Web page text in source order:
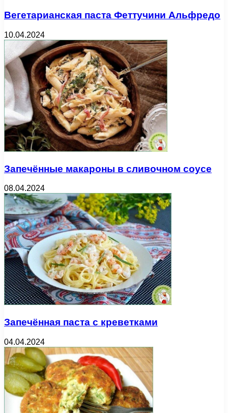
Вегетарианская паста Феттучини Альфредо
10.04.2024
Запечённые макароны в сливочном соусе
08.04.2024
Запечённая паста с креветками
04.04.2024